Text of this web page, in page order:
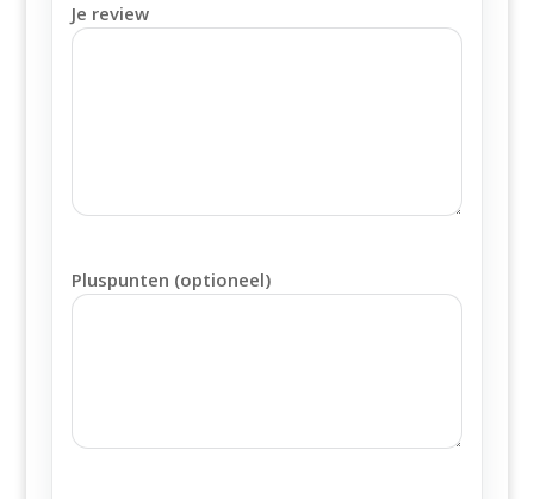
Je review
Pluspunten (optioneel)